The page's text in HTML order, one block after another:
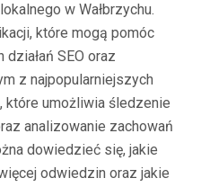
w Wałbrzychu.
które mogą pomóc
SEO oraz
z najpopularniejszych
które umożliwia śledzenie
analizowanie zachowań
dowiedzieć się, jakie
odwiedzin oraz jakie